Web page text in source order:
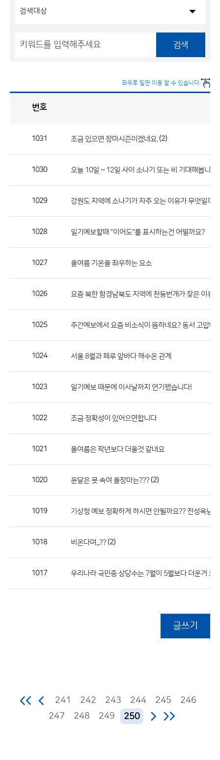
검색
좌우로 밀면 이동 할 수 있습니다.
론
호,
록
공
번호
1031 조금 있으면 장마시즌이겠네요. (2)
1030 오늘 10일 ~ 12일 사이 소나기 또는 비 기대해봅니다...
1029 강원도 지역에 소나기가 자주 오는 이유가 무엇일까
1028 일기예보할때 "이어도"를 표시하는건 어떨까요?
1027 올여름 기온을 좌우하는 요소
1026 요즘 북한 함경남북도 지역에 천둥번개가 잦은 이유
1025 주간예보에서 요즘 비소식이 뜸하네요? 동서 고압대
1024 서울 8월과 페루 앞바다 해수온 관계
1023 일기예보 때문에 이사날까지 연기했습니다!
1022 조금 정확성이 있어으면합니다
1021 올여름은 작년보다 더울것 같네요
1020 윤달은 못 속여 올장마는??? (2)
1019 기상청 예보 정확하게 하시면 안될까요?? 전성옥님
1018 비온다며...?? (2)
1017 우리나라 국민중 상당수는 7월이 5월보다 더운거 모
글쓰기
241 242 243 244 245
246
247
248 249 250